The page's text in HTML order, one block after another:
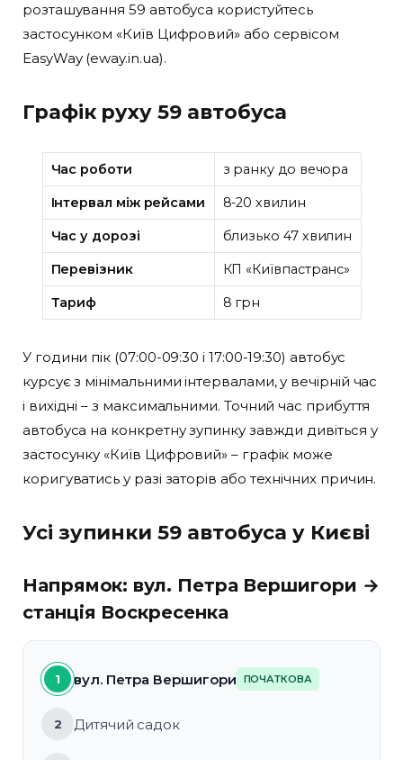
розташування 59 автобуса користуйтесь
застосунком «Київ Цифровий» або сервісом
EasyWay (eway.in.ua).
Графік руху 59 автобуса
Час роботи з ранку до вечора
Інтервал між рейсами 8-20 хвилин
Час у дорозі близько 47 хвилин
Перевізник КП «Київпастранс»
Тариф 8 грн
У години пік (07:00-09:30 і 17:00-19:30) автобус
курсує з мінімальними інтервалами, у вечірній час
і вихідні – з максимальними. Точний час прибуття
автобуса на конкретну зупинку завжди дивіться у
застосунку «Київ Цифровий» – графік може
коригуватись у разі заторів або технічних причин.
Усі зупинки 59 автобуса у Києві
Напрямок: вул. Петра Вершигори →
станція Воскресенка
1 вул. Петра Вершигори ПОЧАТКОВА
2 Дитячий садок